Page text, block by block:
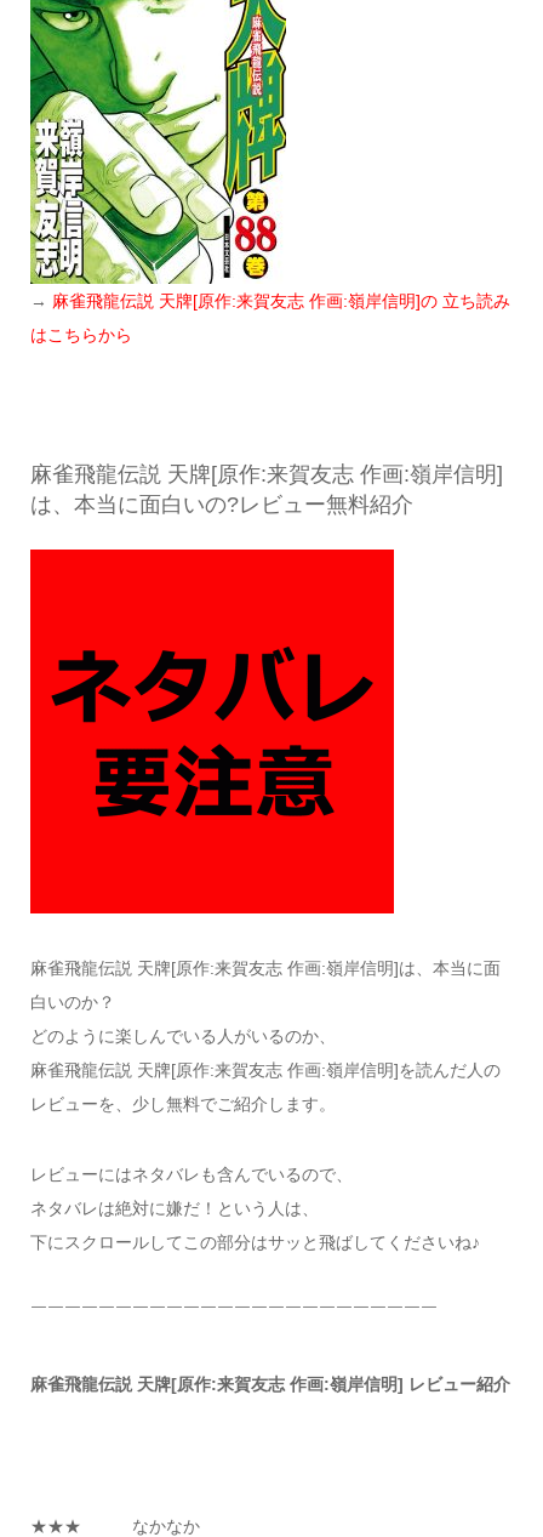
→ 麻雀飛龍伝説 天牌[原作:来賀友志 作画:嶺岸信明]の 立ち読み
はこちらから
麻雀飛龍伝説 天牌[原作:来賀友志 作画:嶺岸信明]
は、本当に面白いの?レビュー無料紹介
麻雀飛龍伝説 天牌[原作:来賀友志 作画:嶺岸信明]は、本当に面
白いのか？
どのように楽しんでいる人がいるのか、
麻雀飛龍伝説 天牌[原作:来賀友志 作画:嶺岸信明]を読んだ人の
レビューを、少し無料でご紹介します。
レビューにはネタバレも含んでいるので、
ネタバレは絶対に嫌だ！という人は、
下にスクロールしてこの部分はサッと飛ばしてくださいね♪
￣￣￣￣￣￣￣￣￣￣￣￣￣￣￣￣￣￣￣￣￣￣￣￣
麻雀飛龍伝説 天牌[原作:来賀友志 作画:嶺岸信明] レビュー紹介
★★★ なかなか